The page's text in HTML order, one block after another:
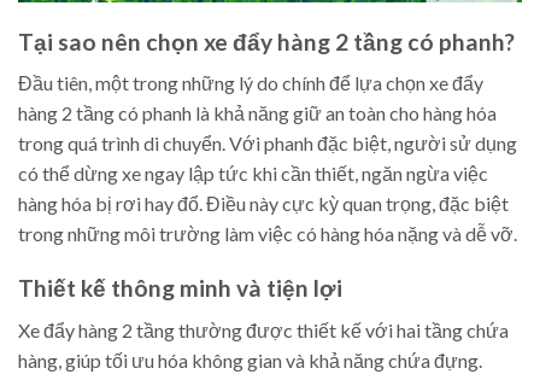
Tại sao nên chọn xe đẩy hàng 2 tầng có phanh?
Đầu tiên, một trong những lý do chính để lựa chọn xe đẩy
hàng 2 tầng có phanh là khả năng giữ an toàn cho hàng hóa
trong quá trình di chuyển. Với phanh đặc biệt, người sử dụng
có thể dừng xe ngay lập tức khi cần thiết, ngăn ngừa việc
hàng hóa bị rơi hay đổ. Điều này cực kỳ quan trọng, đặc biệt
trong những môi trường làm việc có hàng hóa nặng và dễ vỡ.
Thiết kế thông minh và tiện lợi
Xe đẩy hàng 2 tầng thường được thiết kế với hai tầng chứa
hàng, giúp tối ưu hóa không gian và khả năng chứa đựng.